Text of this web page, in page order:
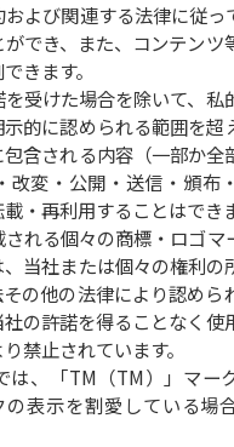
よび関連する法律に従っ
ができ、また、コンテンツ
きます。
受けた場合を除いて、私
的に認められる範囲を超
含される内容（一部か全
改変・公開・送信・頒布
・再利用することはでき
れる個々の商標・ロゴマ
当社または個々の権利の
の他の法律により認めら
の許諾を得ることなく使
禁止されています。
は、「TM（TM）」マー
の表示を割愛している場